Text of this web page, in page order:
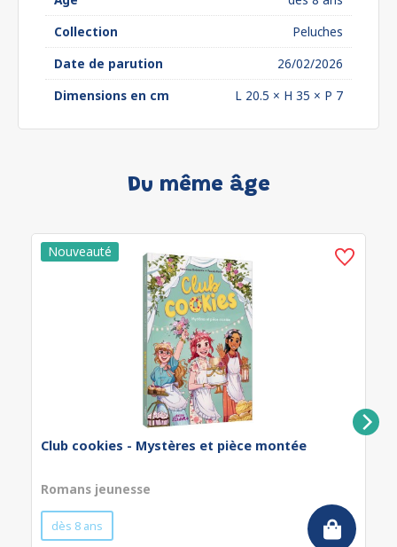
Collection
Peluches
Date de parution
26/02/2026
Dimensions en cm
L 20.5 × H 35 × P 7
Du même âge
Club cookies - Mystères et pièce montée
Romans jeunesse
dès 8 ans